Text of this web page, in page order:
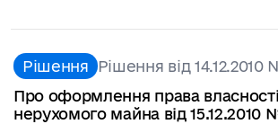
Рішення Рішення від 14.12.2010
Про оформлення права власності
нерухомого майна від 15.12.2010